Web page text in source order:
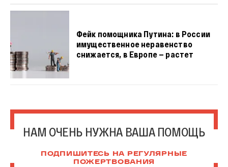
Фейк помощника Путина: в России
имущественное неравенство
снижается, в Европе — растет
НАМ ОЧЕНЬ НУЖНА ВАША ПОМОЩЬ
ПОДПИШИТЕСЬ НА РЕГУЛЯРНЫЕ
ПОЖЕРТВОВАНИЯ